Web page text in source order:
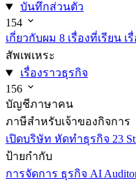
บันทึกส่วนตัว
154
เกี่ยวกับผม 8 เรื่องที่เรียน เ
สัพเพเหระ
เรื่องราวธุรกิจ
156
บัญชีภาษาคน
ภาษีสำหรับเจ้าของกิจการ
เปิดบริษัท หัดทำธุรกิจ 23
ป้ายกำกับ
การจัดการ ธุรกิจ AI